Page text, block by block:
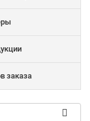
заказа